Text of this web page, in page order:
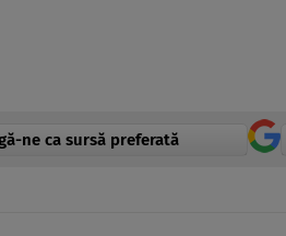
ne ca sursă preferată